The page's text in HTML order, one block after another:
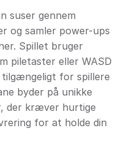
suser gennem
og samler power-ups
Spillet bruger
piletaster eller WASD
for spillere
byder på unikke
der kræver hurtige
for at holde din